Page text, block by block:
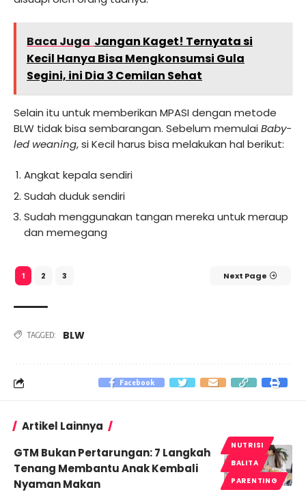
Baca Juga Jangan Kaget! Ternyata si
Kecil Hanya Bisa Mengkonsumsi Gula
Segini, ini Dia 3 Cemilan Sehat
Selain itu untuk memberikan MPASI dengan metode
BLW tidak bisa sembarangan. Sebelum memulaiBaby-
led weaning, si Kecil harus bisa melakukan hal berikut:
Angkat kepala sendiri
Sudah duduk sendiri
Sudah menggunakan tangan mereka untuk meraup
dan memegang
1 2 3 Next Page
TAGGED: BLW
Facebook
Artikel Lainnya
NUTRISI
BALITA
PARENTING
GTM Bukan Pertarungan: 7 Langkah
Tenang Membantu Anak Kembali
Nyaman Makan